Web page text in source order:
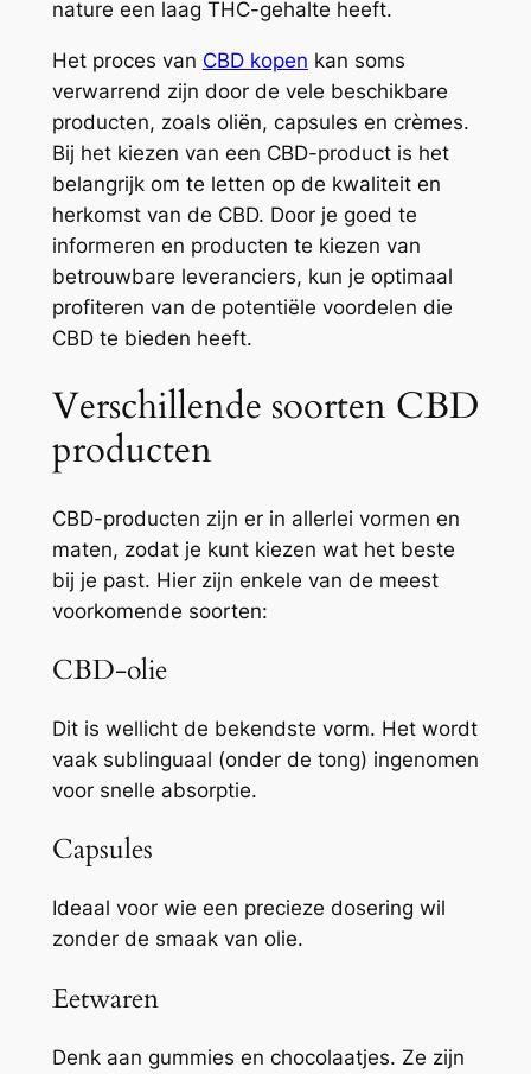
nature een laag THC-gehalte heeft.
Het proces van CBD kopen kan soms
verwarrend zijn door de vele beschikbare
producten, zoals oliën, capsules en crèmes.
Bij het kiezen van een CBD-product is het
belangrijk om te letten op de kwaliteit en
herkomst van de CBD. Door je goed te
informeren en producten te kiezen van
betrouwbare leveranciers, kun je optimaal
profiteren van de potentiële voordelen die
CBD te bieden heeft.
Verschillende soorten CBD
producten
CBD-producten zijn er in allerlei vormen en
maten, zodat je kunt kiezen wat het beste
bij je past. Hier zijn enkele van de meest
voorkomende soorten:
CBD-olie
Dit is wellicht de bekendste vorm. Het wordt
vaak sublinguaal (onder de tong) ingenomen
voor snelle absorptie.
Capsules
Ideaal voor wie een precieze dosering wil
zonder de smaak van olie.
Eetwaren
Denk aan gummies en chocolaatjes. Ze zijn